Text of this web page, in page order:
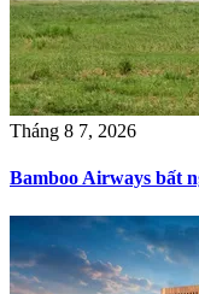
Tháng 8 7, 2026
Bamboo Airways bất